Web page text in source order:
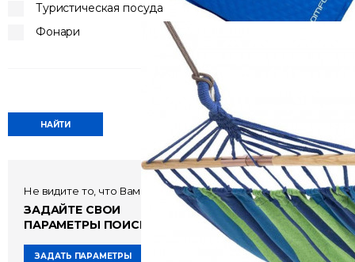
Туристическая посуда
Фонари
Не видите то, что Вам нужно?
ЗАДАЙТЕ СВОИ
ПАРАМЕТРЫ ПОИСКА!
ЗАДАТЬ ПАРАМЕТРЫ
7 040 руб